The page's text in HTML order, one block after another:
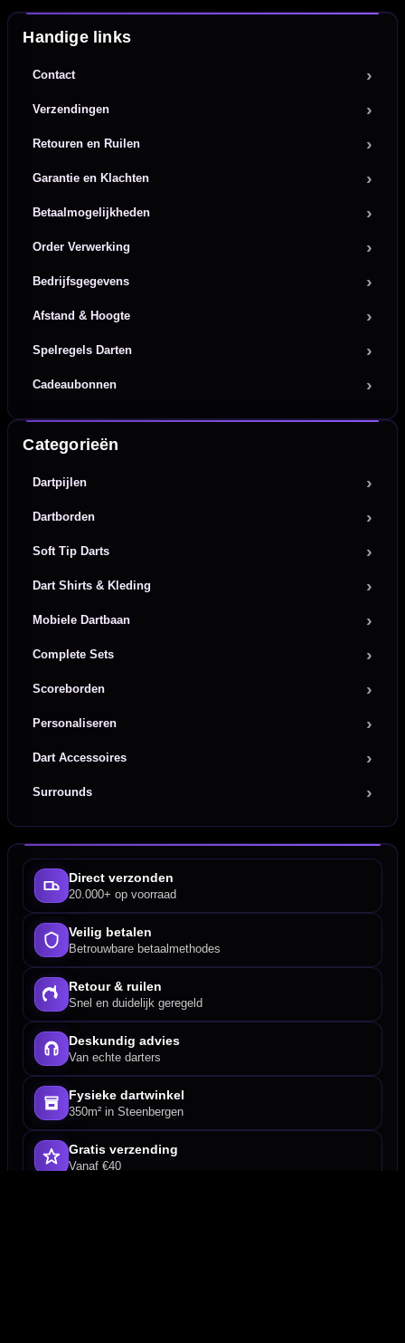
Handige links
Contact
Verzendingen
Retouren en Ruilen
Garantie en Klachten
Betaalmogelijkheden
Order Verwerking
Bedrijfsgegevens
Afstand & Hoogte
Spelregels Darten
Cadeaubonnen
Categorieën
Dartpijlen
Dartborden
Soft Tip Darts
Dart Shirts & Kleding
Mobiele Dartbaan
Complete Sets
Scoreborden
Personaliseren
Dart Accessoires
Surrounds
Direct verzonden
20.000+ op voorraad
Veilig betalen
Betrouwbare betaalmethodes
Retour & ruilen
Snel en duidelijk geregeld
Deskundig advies
Van echte darters
Fysieke dartwinkel
350m² in Steenbergen
Gratis verzending
Vanaf €40